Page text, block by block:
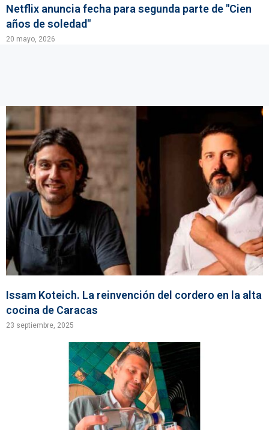
Netflix anuncia fecha para segunda parte de "Cien
años de soledad"
20 mayo, 2026
Issam Koteich. La reinvención del cordero en la alta
cocina de Caracas
23 septiembre, 2025